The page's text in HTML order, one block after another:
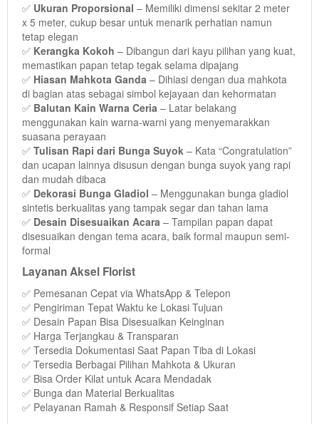
✅ Ukuran Proporsional – Memiliki dimensi sekitar 2 meter
x 5 meter, cukup besar untuk menarik perhatian namun
tetap elegan
✅ Kerangka Kokoh – Dibangun dari kayu pilihan yang kuat,
memastikan papan tetap tegak selama dipajang
✅ Hiasan Mahkota Ganda – Dihiasi dengan dua mahkota
di bagian atas sebagai simbol kejayaan dan kehormatan
✅ Balutan Kain Warna Ceria – Latar belakang
menggunakan kain warna-warni yang menyemarakkan
suasana perayaan
✅ Tulisan Rapi dari Bunga Suyok – Kata “Congratulation”
dan ucapan lainnya disusun dengan bunga suyok yang rapi
dan mudah dibaca
✅ Dekorasi Bunga Gladiol – Menggunakan bunga gladiol
sintetis berkualitas yang tampak segar dan tahan lama
✅ Desain Disesuaikan Acara – Tampilan papan dapat
disesuaikan dengan tema acara, baik formal maupun semi-
formal
Layanan Aksel Florist
✅ Pemesanan Cepat via WhatsApp & Telepon
✅ Pengiriman Tepat Waktu ke Lokasi Tujuan
✅ Desain Papan Bisa Disesuaikan Keinginan
✅ Harga Terjangkau & Transparan
✅ Tersedia Dokumentasi Saat Papan Tiba di Lokasi
✅ Tersedia Berbagai Pilihan Mahkota & Ukuran
✅ Bisa Order Kilat untuk Acara Mendadak
✅ Bunga dan Material Berkualitas
✅ Pelayanan Ramah & Responsif Setiap Saat
View Detail
View Detail